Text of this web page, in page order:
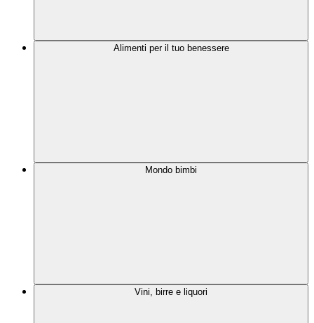
Alimenti per il tuo benessere
Mondo bimbi
Vini, birre e liquori